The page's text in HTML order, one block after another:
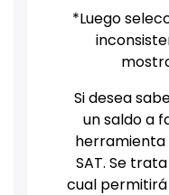
*Luego
Si desea
un saldo a
herramienta
SAT. Se
cual